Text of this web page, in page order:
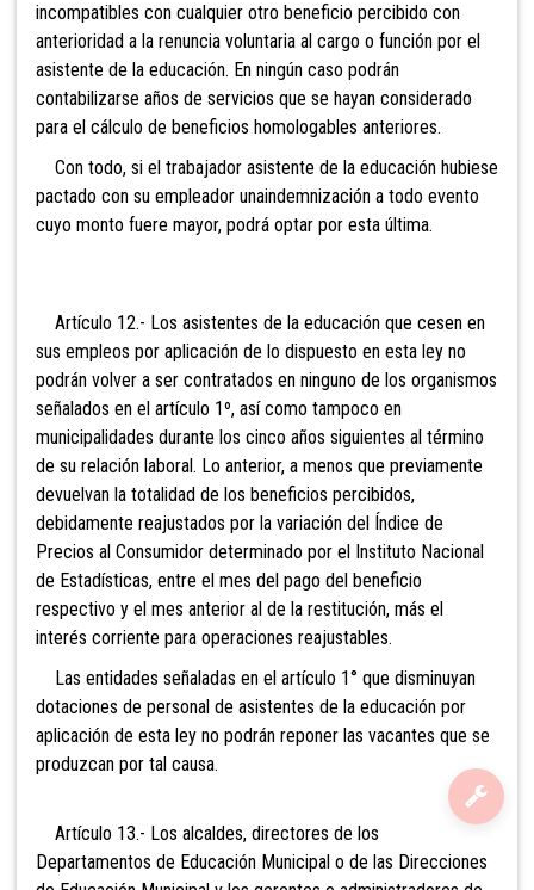
incompatibles con cualquier otro beneficio percibido con
anterioridad a la renuncia voluntaria al cargo o función por el
asistente de la educación. En ningún caso podrán
contabilizarse años de servicios que se hayan considerado
para el cálculo de beneficios homologables anteriores.
Con todo, si el trabajador asistente de la educación hubiese
pactado con su empleador unaindemnización a todo evento
cuyo monto fuere mayor, podrá optar por esta última.
Artículo 12.- Los asistentes de la educación que cesen en
sus empleos por aplicación de lo dispuesto en esta ley no
podrán volver a ser contratados en ninguno de los organismos
señalados en el artículo 1º, así como tampoco en
municipalidades durante los cinco años siguientes al término
de su relación laboral. Lo anterior, a menos que previamente
devuelvan la totalidad de los beneficios percibidos,
debidamente reajustados por la variación del Índice de
Precios al Consumidor determinado por el Instituto Nacional
de Estadísticas, entre el mes del pago del beneficio
respectivo y el mes anterior al de la restitución, más el
interés corriente para operaciones reajustables.
Las entidades señaladas en el artículo 1° que disminuyan
dotaciones de personal de asistentes de la educación por
aplicación de esta ley no podrán reponer las vacantes que se
produzcan por tal causa.
Artículo 13.- Los alcaldes, directores de los
Departamentos de Educación Municipal o de las Direcciones